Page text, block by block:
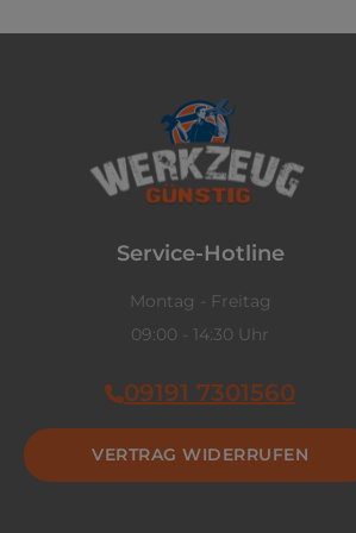
Service-Hotline
Montag - Freitag
09:00 - 14:30 Uhr
09191 7301560
VERTRAG WIDERRUFEN